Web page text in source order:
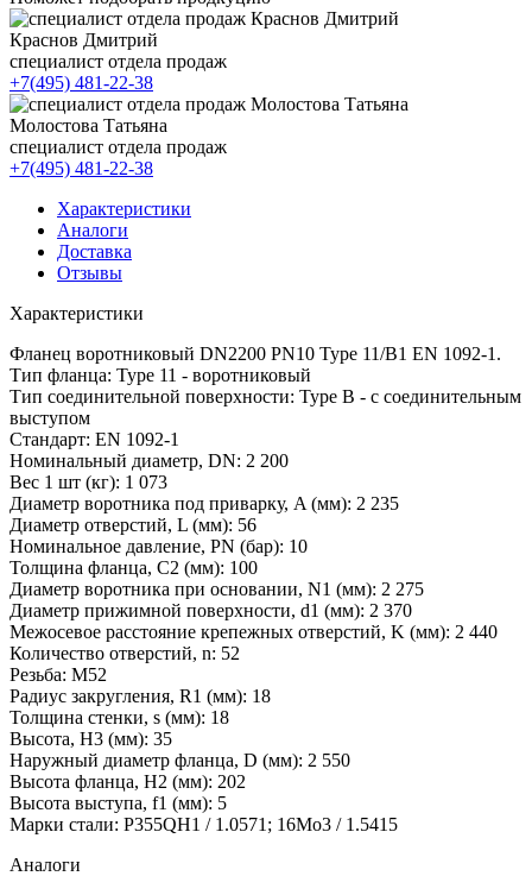
Краснов Дмитрий
специалист отдела продаж
+7(495) 481-22-38
Молостова Татьяна
специалист отдела продаж
+7(495) 481-22-38
Характеристики
Аналоги
Доставка
Отзывы
Характеристики
Фланец воротниковый DN2200 PN10 Type 11/B1 EN 1092-1.
Тип фланца: Type 11 - воротниковый
Тип соединительной поверхности: Type B - с соединительным
выступом
Стандарт: EN 1092-1
Номинальный диаметр, DN: 2 200
Вес 1 шт (кг): 1 073
Диаметр воротника под приварку, A (мм): 2 235
Диаметр отверстий, L (мм): 56
Номинальное давление, PN (бар): 10
Толщина фланца, C2 (мм): 100
Диаметр воротника при основании, N1 (мм): 2 275
Диаметр прижимной поверхности, d1 (мм): 2 370
Межосевое расстояние крепежных отверстий, K (мм): 2 440
Количество отверстий, n: 52
Резьба: M52
Радиус закругления, R1 (мм): 18
Толщина стенки, s (мм): 18
Высота, Н3 (мм): 35
Наружный диаметр фланца, D (мм): 2 550
Высота фланца, Н2 (мм): 202
Высота выступа, f1 (мм): 5
Марки стали: P355QH1 / 1.0571; 16Mo3 / 1.5415
Аналоги